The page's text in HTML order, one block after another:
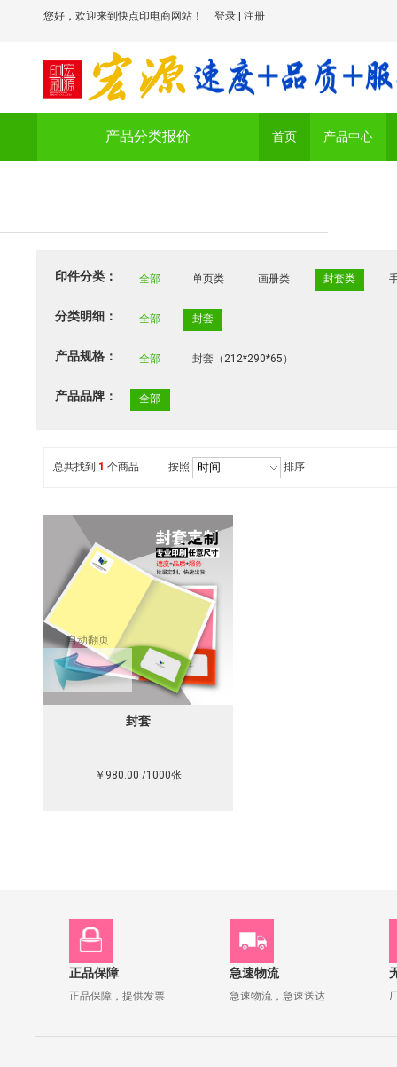
您好，欢迎来到快点印电商网站！ 登录 注册
产品分类报价 首页 产品中心
印件分类： 全部 单页类 画册类 封套类
分类明细： 全部 封套
产品规格： 全部 封套（212*290*65）
产品品牌： 全部
总共找到 1 个商品 按照 排序
封套
￥980.00 /1000张
自动翻页
正品保障
正品保障，提供发票
急速物流
急速物流，急速送达